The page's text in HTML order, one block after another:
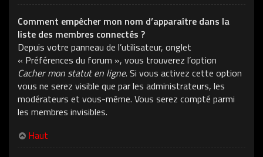
Comment empêcher mon nom d’apparaître dans la
liste des membres connectés ?
Depuis votre panneau de l’utilisateur, onglet
« Préférences du forum », vous trouverez l’option
Cacher mon statut en ligne. Si vous activez cette option
vous ne serez visible que par les administrateurs, les
modérateurs et vous-même. Vous serez compté parmi
les membres invisibles.
Haut